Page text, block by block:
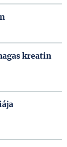
kreatin